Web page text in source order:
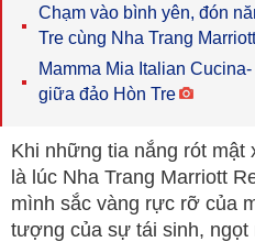
Chạm vào bình yên, đón
Tre cùng Nha Trang
Mamma Mia Italian
giữa đảo Hòn Tre
Khi những tia nắng rót mật
là lúc Nha Trang Marriott
mình sắc vàng rực rỡ của
tượng của sự tái sinh, ngọt